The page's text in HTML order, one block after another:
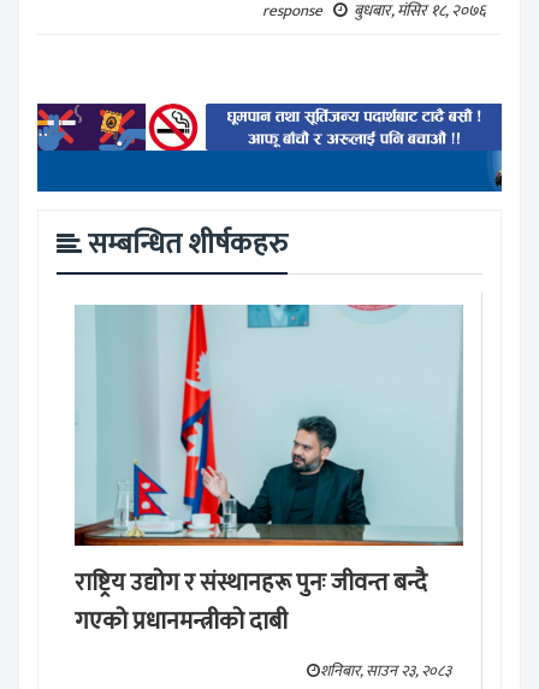
response
बुधबार, मंसिर १८, २०७६
सम्बन्धित शीर्षकहरु
राष्ट्रिय उद्योग र संस्थानहरू पुनः जीवन्त बन्दै
गएको प्रधानमन्त्रीको दाबी
शनिबार, साउन २३, २०८३